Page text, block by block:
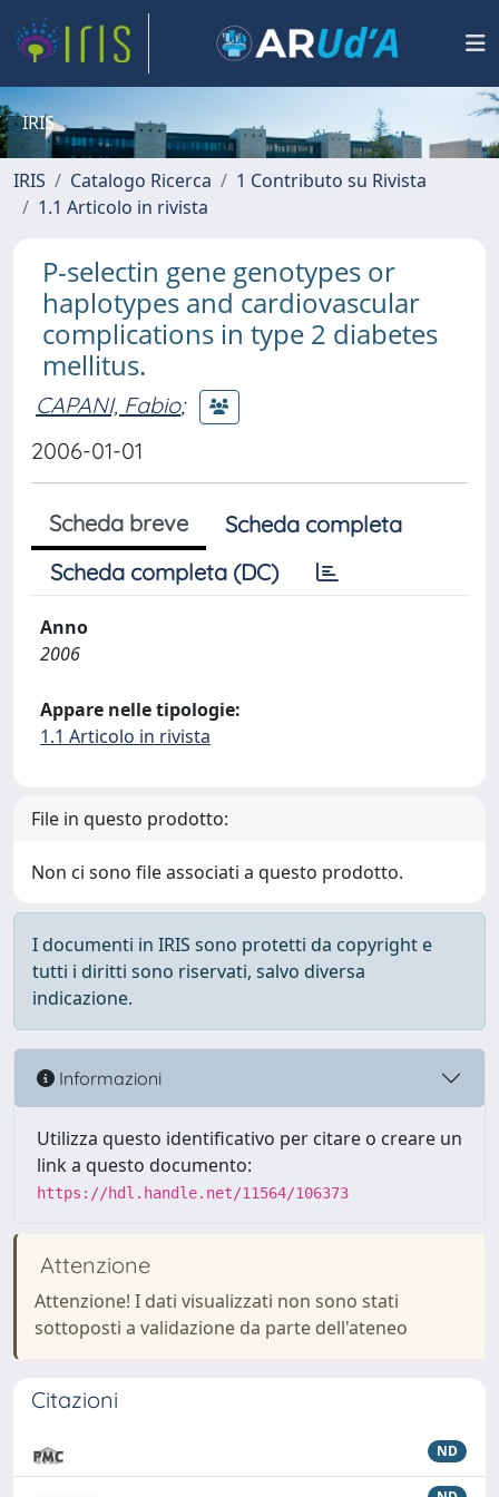
IRIS
IRIS Catalogo Ricerca
1 Contributo su Rivista
1.1 Articolo in rivista
P-selectin gene genotypes or
haplotypes and cardiovascular
complications in type 2 diabetes
mellitus.
CAPANI, Fabio;
2006-01-01
Scheda breve
Scheda completa
Scheda completa (DC)
Anno
2006
Appare nelle tipologie:
1.1 Articolo in rivista
File in questo prodotto:
Non ci sono file associati a questo prodotto.
I documenti in IRIS sono protetti da copyright e
tutti i diritti sono riservati, salvo diversa
indicazione.
Informazioni
Utilizza questo identificativo per citare o creare un
link a questo documento:
https://hdl.handle.net/11564/106373
Attenzione
Attenzione! I dati visualizzati non sono stati
sottoposti a validazione da parte dell'ateneo
Citazioni
ND